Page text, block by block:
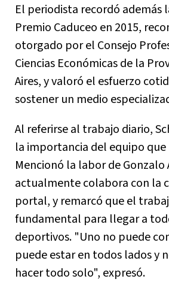
El periodista recordó además
Premio Caduceo en 2015,
otorgado por el Consejo
Ciencias Económicas de la
Aires, y valoró el esfuerzo
sostener un medio
Al referirse al trabajo diario,
la importancia del equipo
Mencionó la labor de Gonzalo
actualmente colabora con la
portal, y remarcó que el
fundamental para llegar a
deportivos. "Uno no puede
puede estar en todos lados y
hacer todo solo", expresó.